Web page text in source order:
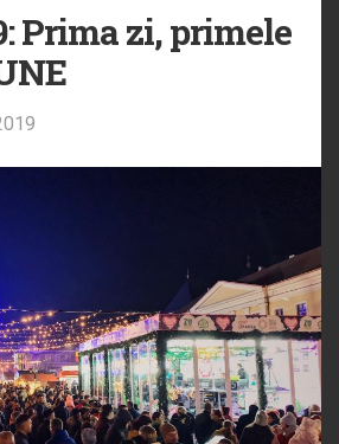
Prima zi, primele